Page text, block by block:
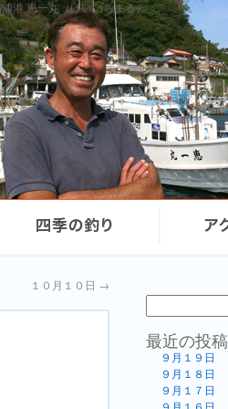
港 恵一丸（けいいちまる）
１０月１０日 →
最近の投稿
９月１９日
９月１８日
９月１７日